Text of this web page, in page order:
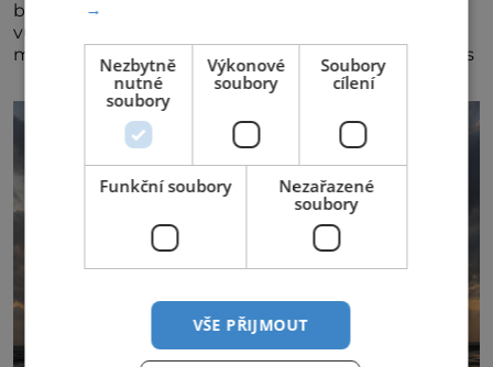
blízkého přítele, který je jí oporou. Ale je to ještě
vůbec pravda? V posledních dnech čím dál častěji
mluví o svém odchodu. Dohnala ji snad samota? Půs
→
Nezbytně
nutné
soubory
Výkonové
soubory
Soubory
cílení
Funkční soubory
Nezařazené
soubory
VŠE PŘIJMOUT